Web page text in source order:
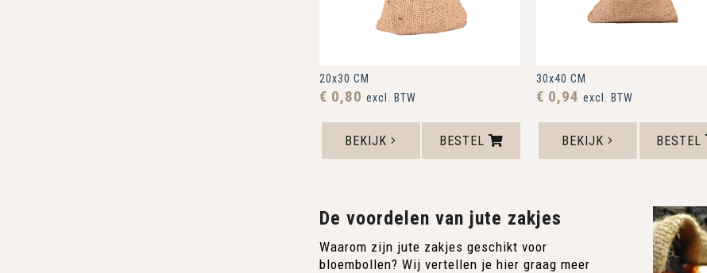
20x30 CM
€ 0,80 excl. BTW
BEKIJK BESTEL
30x40 CM
€ 0,94excl. BTW
BEKIJK BESTEL
De voordelen van jute zakjes
Waarom zijn jute zakjes geschikt voor
bloembollen? Wij vertellen je hier graag meer